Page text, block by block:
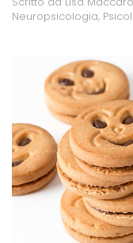
Neuropsicologia,